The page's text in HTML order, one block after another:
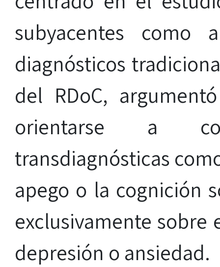
subyacentes como
diagnósticos
del RDoC,
orientarse a
transdiagnósticas
apego o la cognición
exclusivamente sobre
depresión o ansiedad.